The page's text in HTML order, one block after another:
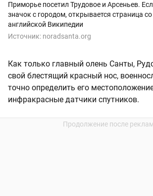
Приморье посетил Трудовое и Арсеньев.
значок с городом, открывается страница
английской Википедии
Источник: noradsanta.org
Как только главный олень Санты,
свой блестящий красный нос,
точно определить его
инфракрасные датчики спутников.